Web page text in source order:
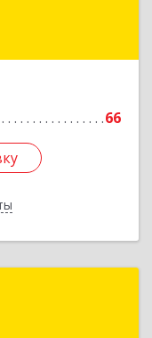
66
г, Дружбы
Вадим